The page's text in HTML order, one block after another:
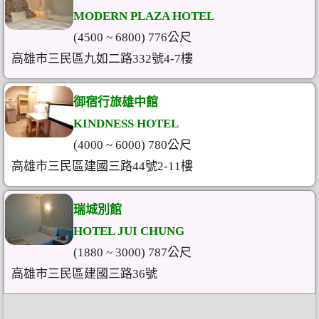
MODERN PLAZA HOTEL
(4500 ~ 6800) 776公尺
高雄市三民區九如二路332號4-7樓
御宿行旅雄中館
KINDNESS HOTEL
(4000 ~ 6000) 780公尺
高雄市三民區建國三路44號2-11樓
瑞城別館
HOTEL JUI CHUNG
(1880 ~ 3000) 787公尺
高雄市三民區建國三路36號